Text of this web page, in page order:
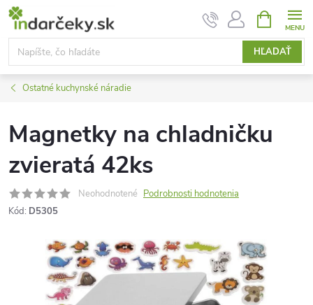
Prejsť
obsah
HĽADAŤ
KOŠÍK
Ostatné kuchynské náradie
Magnetky na chladničku
zvieratá 42ks
Neohodnotené Podrobnosti hodnotenia
Kód: D5305